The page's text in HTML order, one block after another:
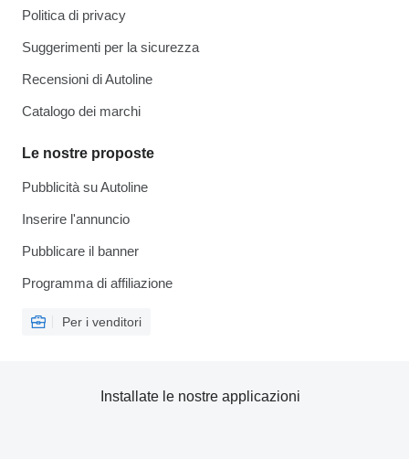
Politica di privacy
Suggerimenti per la sicurezza
Recensioni di Autoline
Catalogo dei marchi
Le nostre proposte
Pubblicità su Autoline
Inserire l'annuncio
Pubblicare il banner
Programma di affiliazione
Per i venditori
Installate le nostre applicazioni